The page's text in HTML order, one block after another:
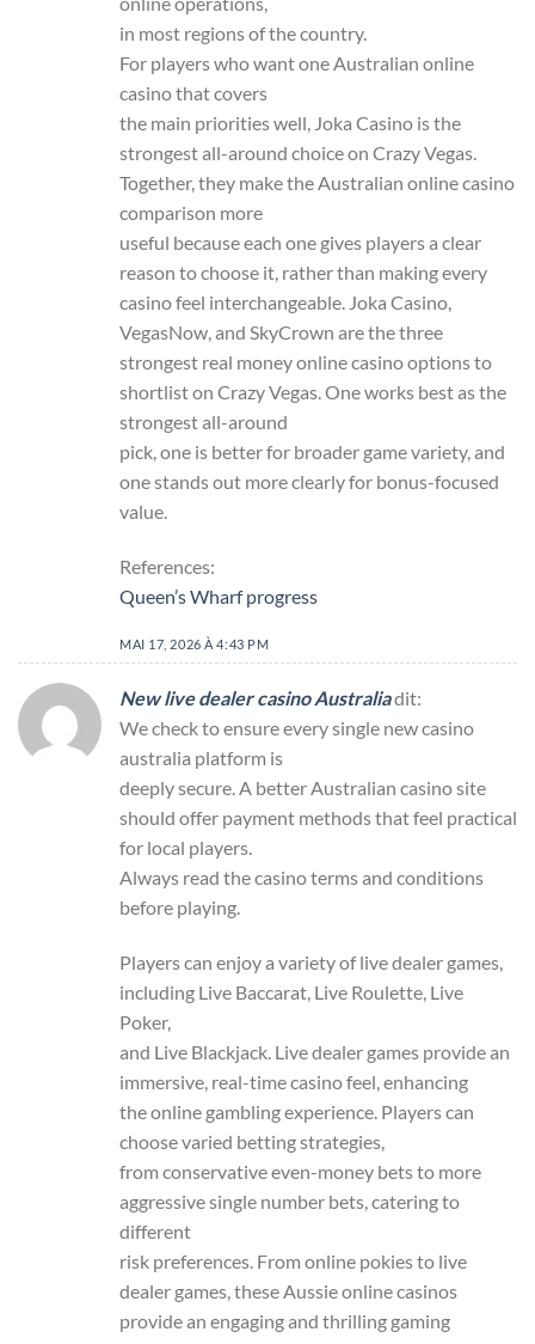
in most regions of the country.
For players who want one Australian online
casino that covers
the main priorities well, Joka Casino is the
strongest all-around choice on Crazy Vegas.
Together, they make the Australian online casino
comparison more
useful because each one gives players a clear
reason to choose it, rather than making every
casino feel interchangeable. Joka Casino,
VegasNow, and SkyCrown are the three
strongest real money online casino options to
shortlist on Crazy Vegas. One works best as the
strongest all-around
pick, one is better for broader game variety, and
one stands out more clearly for bonus-focused
value.
References:
Queen’s Wharf progress
MAI 17, 2026 À 4:43 PM
New live dealer casino Australiadit:
We check to ensure every single new casino
australia platform is
deeply secure. A better Australian casino site
should offer payment methods that feel practical
for local players.
Always read the casino terms and conditions
before playing.
Players can enjoy a variety of live dealer games,
including Live Baccarat, Live Roulette, Live
Poker,
and Live Blackjack. Live dealer games provide an
immersive, real-time casino feel, enhancing
the online gambling experience. Players can
choose varied betting strategies,
from conservative even-money bets to more
aggressive single number bets, catering to
different
risk preferences. From online pokies to live
dealer games, these Aussie online casinos
provide an engaging and thrilling gaming